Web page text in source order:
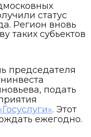
статус
Регион вновь
таких субьектов
председателя
подать
. Этот
ежегодно.